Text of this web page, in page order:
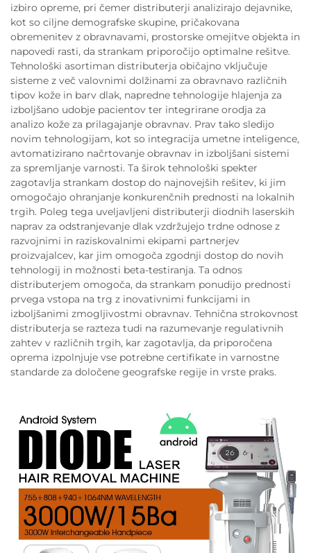
izbiro opreme, pri čemer distributerji analizirajo dejavnike,
kot so ciljne demografske skupine, pričakovana
obremenitev z obravnavami, prostorske omejitve objekta in
napovedi rasti, da strankam priporočijo optimalne rešitve.
Tehnološki asortiman distributerja običajno vključuje
sisteme z več valovnimi dolžinami za obravnavo različnih
tipov kože in barv dlak, napredne tehnologije hlajenja za
izboljšano udobje pacientov ter integrirane orodja za
analizo kože za prilagajanje obravnav. Prav tako sledijo
novim tehnologijam, kot so integracija umetne inteligence,
avtomatizirano načrtovanje obravnav in izboljšani sistemi
za spremljanje varnosti. Ta širok tehnološki spekter
zagotavlja strankam dostop do najnovejših rešitev, ki jim
omogočajo ohranjanje konkurenčnih prednosti na lokalnih
trgih. Poleg tega uveljavljeni distributerji diodnih laserskih
naprav za odstranjevanje dlak vzdržujejo trdne odnose z
razvojnimi in raziskovalnimi ekipami partnerjev
proizvajalcev, kar jim omogoča zgodnji dostop do novih
tehnologij in možnosti beta-testiranja. Ta odnos
distributerjem omogoča, da strankam ponudijo prednosti
prvega vstopa na trg z inovativnimi funkcijami in
izboljšanimi zmogljivostmi obravnav. Tehnična strokovnost
distributerja se razteza tudi na razumevanje regulativnih
zahtev v različnih trgih, kar zagotavlja, da priporočena
oprema izpolnjuje vse potrebne certifikate in varnostne
standarde za določene geografske regije in vrste praks.